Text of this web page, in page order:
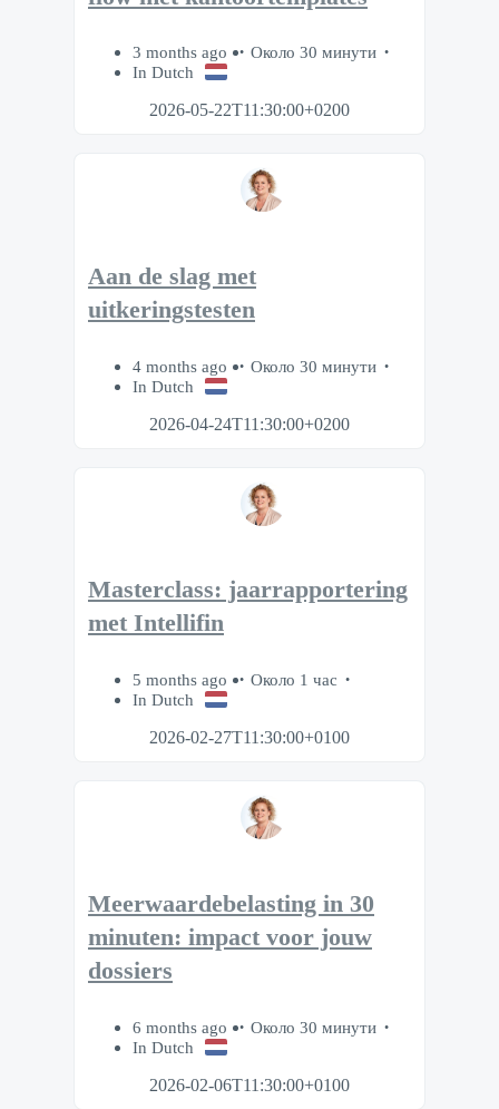
3 months ago
Около 30 минути
In Dutch
2026-05-22T11:30:00+0200
Aan de slag met
uitkeringstesten
4 months ago
Около 30 минути
In Dutch
2026-04-24T11:30:00+0200
Masterclass: jaarrapportering
met Intellifin
5 months ago
Около 1 час
In Dutch
2026-02-27T11:30:00+0100
Meerwaardebelasting in 30
minuten: impact voor jouw
dossiers
6 months ago
Около 30 минути
In Dutch
2026-02-06T11:30:00+0100